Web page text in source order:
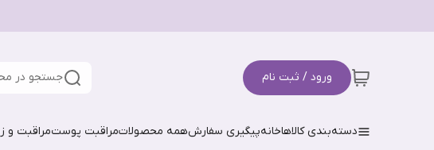
ورود / ثبت نام جستجو در
دسته‌بندی کالاهاخانهپیگیری سفارشهمه محصولاتمراقبت پوستمراقبت و